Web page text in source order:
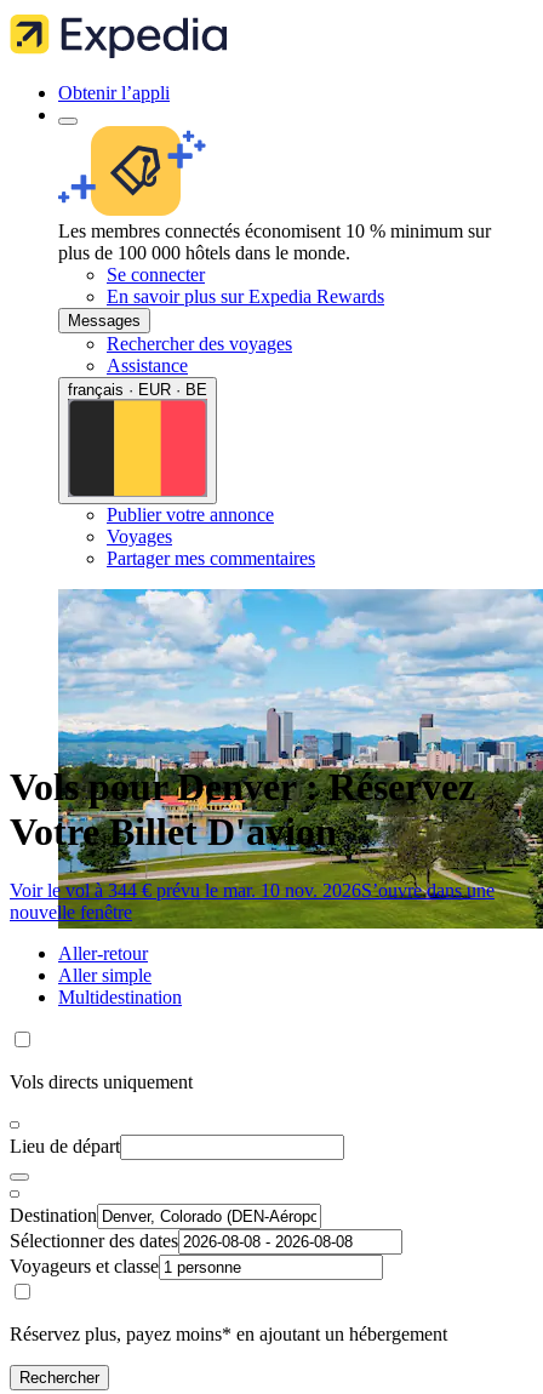
Obtenir l’appli
Les membres connectés économisent 10 % minimum sur
plus de 100 000 hôtels dans le monde.
Se connecter
En savoir plus sur Expedia Rewards
Messages
Rechercher des voyages
Assistance
français · EUR · BE
Publier votre annonce
Voyages
Partager mes commentaires
Vols pour Denver : Réservez
Votre Billet D'avion
Voir le vol à 344 € prévu le mar. 10 nov. 2026S’ouvre dans une
nouvelle fenêtre
Aller-retour
Aller simple
Multidestination
Vols directs uniquement
Lieu de départ
Destination
Sélectionner des dates
Voyageurs et classe
Réservez plus, payez moins* en ajoutant un hébergement
Rechercher